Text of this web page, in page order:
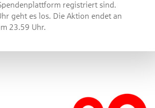
registriert sind.
geht es los. Die Aktion endet an
23.59 Uhr.